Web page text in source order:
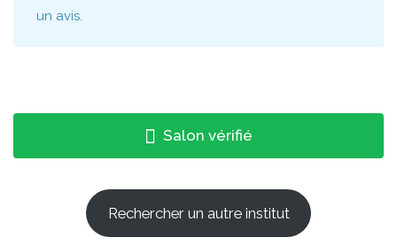
un avis.
Salon vérifié
Rechercher un autre institut